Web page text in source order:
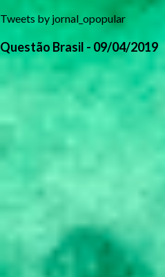
Tweets by jornal_opopular
Questão Brasil - 09/04/2019